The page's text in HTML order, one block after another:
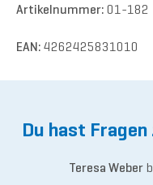
Artikelnummer: 01-182
EAN: 4262425831010
Du hast
Teresa Weber